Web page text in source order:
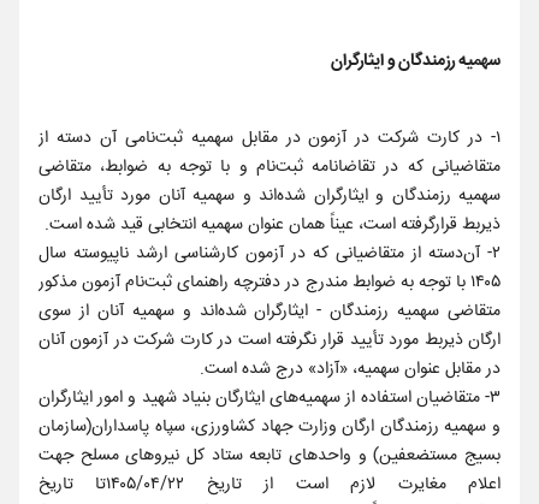
سهمیه رزمندگان و ایثارگران
۱- در کارت شرکت در آزمون در مقابل سهمیه‌ ثبت‌نامی‌ آن دسته از
متقاضیانی که در تقاضانامه ثبت‌نام و با توجه به ضوابط، متقاضی
سهمیه رزمندگان و ایثارگران شده‌اند و سهمیه آنان مورد تأیید ارگان
ذیربط قرارگرفته است، عیناً همان عنوان سهمیه انتخابی قید شده است.
۲- آن‌دسته از متقاضیانی که در آزمون کارشناسی ارشد ناپیوسته سال
۱۴۰۵ با توجه به ضوابط مندرج در دفترچه راهنمای ثبت‌نام آزمون مذکور
متقاضی سهمیه رزمندگان - ایثارگران شده‌اند و سهمیه آنان از سوی
ارگان ذیربط مورد تأیید قرار نگرفته است در کارت شرکت در آزمون آنان
در مقابل عنوان سهمیه، «آزاد» درج شده است.
۳- متقاضیان استفاده از سهمیه‌های ایثارگان بنیاد شهید و امور ایثارگران
و سهمیه رزمندگان ارگان وزارت جهاد کشاورزی، سپاه پاسداران(سازمان
بسیج مستضعفین) و واحدهای تابعه ستاد کل نیروهای مسلح جهت
اعلام مغایرت لازم است از تاریخ ۱۴۰۵/۰۴/۲۲تا تاریخ